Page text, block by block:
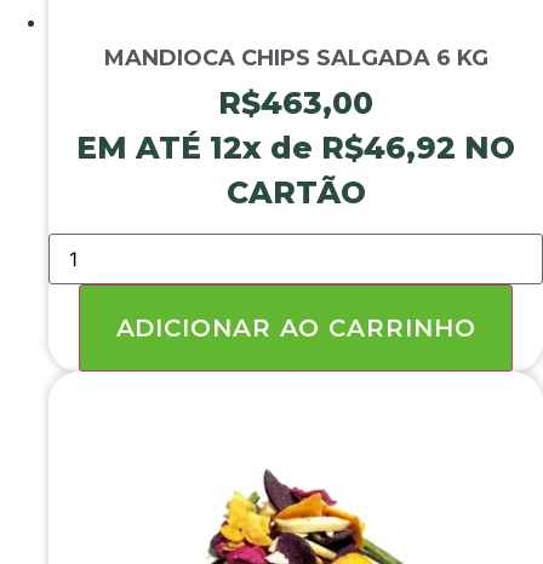
MANDIOCA CHIPS SALGADA 6 KG
R$463,00
EM ATÉ 12x de R$46,92 NO
CARTÃO
MANDIOCA
CHIPS
SALGADA
quantidadeADICIONAR AO CARRINHO